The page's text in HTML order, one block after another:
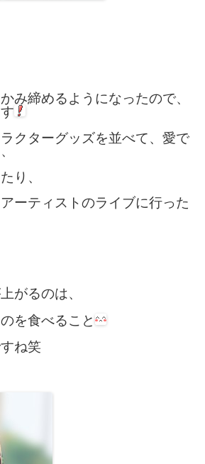
み締めるようになったので、
クターグッズを並べて、愛で
り、
ーティストのライブに行った
がるのは、
を食べること
ね笑